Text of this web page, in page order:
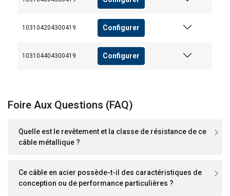
103104204300419 Configurer
103104404300419 Configurer
Foire Aux Questions (FAQ)
Quelle est le revêtement et la classe de résistance de ce
câble métallique ?
Ce câble en acier possède-t-il des caractéristiques de
conception ou de performance particulières ?